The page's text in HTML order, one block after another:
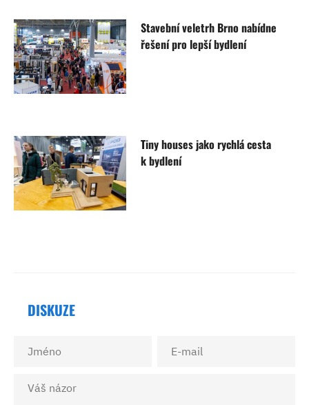
Stavební veletrh Brno nabídne
řešení pro lepší bydlení
Tiny houses jako rychlá cesta
k bydlení
DISKUZE